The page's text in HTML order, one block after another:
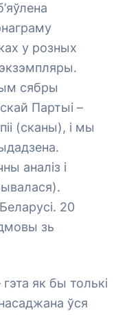
у розных
сябры
Партыі –
(сканы), і мы
аналіз і
20
зь
як бы толькі
ўся